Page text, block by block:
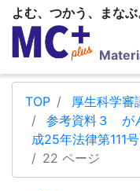
よむ、つかう、まなぶ
TOP 厚生科学審
参考資料３ が
成25年法律第111号
22 ページ